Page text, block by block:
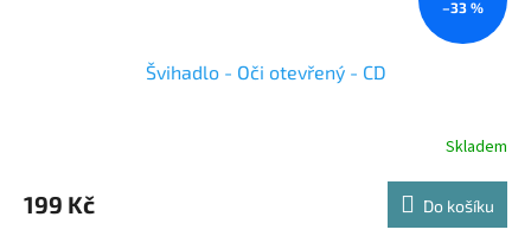
–33 %
Švihadlo - Oči otevřený - CD
Skladem
199 Kč Do košíku